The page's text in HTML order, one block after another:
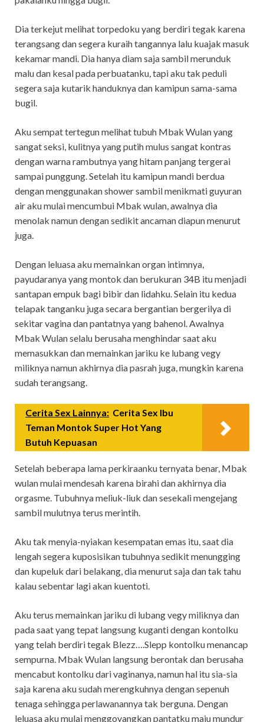
Dia terkejut melihat torpedoku yang berdiri tegak karena
terangsang dan segera kuraih tangannya lalu kuajak masuk
kekamar mandi. Dia hanya diam saja sambil merunduk
malu dan kesal pada perbuatanku, tapi aku tak peduli
segera saja kutarik handuknya dan kamipun sama-sama
bugil.
Aku sempat tertegun melihat tubuh Mbak Wulan yang
sangat seksi, kulitnya yang putih mulus sangat kontras
dengan warna rambutnya yang hitam panjang tergerai
sampai punggung. Setelah itu kamipun mandi berdua
dengan menggunakan shower sambil menikmati guyuran
air aku mulai mencumbui Mbak wulan, awalnya dia
menolak namun dengan sedikit ancaman diapun menurut
juga.
Dengan leluasa aku memainkan organ intimnya,
payudaranya yang montok dan berukuran 34B itu menjadi
santapan empuk bagi bibir dan lidahku. Selain itu kedua
telapak tanganku juga secara bergantian bergerilya di
sekitar vagina dan pantatnya yang bahenol. Awalnya
Mbak Wulan selalu berusaha menghindar saat aku
memasukkan dan memainkan jariku ke lubang vegy
miliknya namun akhirnya dia pasrah juga, mungkin karena
sudah terangsang.
Cerita Sex Lainnya: Cerita Sex Ibu
Teman Montok Super Hot Yang
Butuh Kepuasan
Setelah beberapa lama perkiraanku ternyata benar, Mbak
wulan mulai mendesah karena birahi dan akhirnya dia
orgasme. Tubuhnya meliuk-liuk dan sesekali mengejang
sambil mulutnya terus merintih.
Aku tak menyia-nyiakan kesempatan emas itu, saat dia
lengah segera kuposisikan tubuhnya sedikit menungging
dan kupeluk dari belakang, dia menurut saja dan tak tahu
kalau sebentar lagi akan kuentoti.
Aku terus memainkan jariku di lubang vegy miliknya dan
pada saat yang tepat langsung kuganti dengan kontolku
yang telah berdiri tegak Blezz….Slepp kontolku menancap
sempurna. Mbak Wulan langsung berontak dan berusaha
mencabut kontolku dari vaginanya, namun hal itu sia-sia
saja karena aku sudah merengkuhnya dengan sepenuh
tenaga sehingga perlawanannya tak berguna. Dengan
leluasa aku mulai menggoyangkan pantatku maju mundur